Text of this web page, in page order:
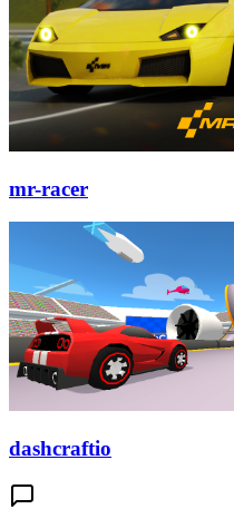
mr-racer
dashcraftio